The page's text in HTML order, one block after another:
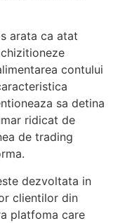
arata ca atat
contului
sa detina
ridicat de
de trading
dezvoltata in
clientilor din
platfoma care